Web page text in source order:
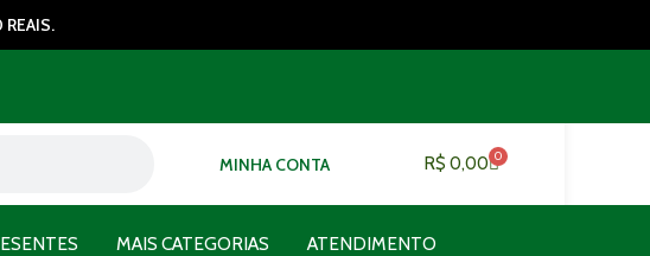
REAIS.
MINHA CONTA R$ 0,00 0
MAIS CATEGORIAS ATENDIMENTO